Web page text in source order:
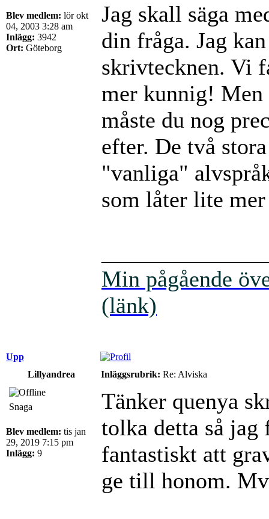
Blev medlem: lör okt
04, 2003 3:28 am
Inlägg: 3942
Ort: Göteborg
Jag skall säga
din fråga. Jag
skrivtecknen. Vi
mer kunnig! Men
måste du nog
efter. De två
"vanliga"
som låter lite
Min pågående
(länk)
Upp
Lillyandrea
Inläggsrubrik: Re: Alviska
Snaga
Blev medlem: tis jan
29, 2019 7:15 pm
Inlägg: 9
Tänker quenya
tolka detta så jag
fantastiskt att
ge till honom.